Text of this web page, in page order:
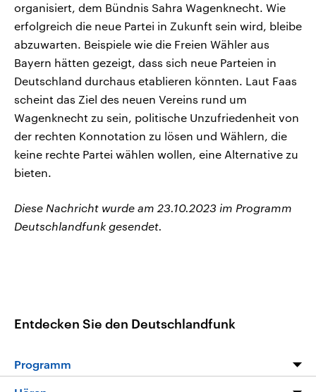
organisiert, dem Bündnis Sahra Wagenknecht. Wie
erfolgreich die neue Partei in Zukunft sein wird, bleibe
abzuwarten. Beispiele wie die Freien Wähler aus
Bayern hätten gezeigt, dass sich neue Parteien in
Deutschland durchaus etablieren könnten. Laut Faas
scheint das Ziel des neuen Vereins rund um
Wagenknecht zu sein, politische Unzufriedenheit von
der rechten Konnotation zu lösen und Wählern, die
keine rechte Partei wählen wollen, eine Alternative zu
bieten.
Diese Nachricht wurde am 23.10.2023 im Programm
Deutschlandfunk gesendet.
Entdecken Sie den Deutschlandfunk
Programm
Programm